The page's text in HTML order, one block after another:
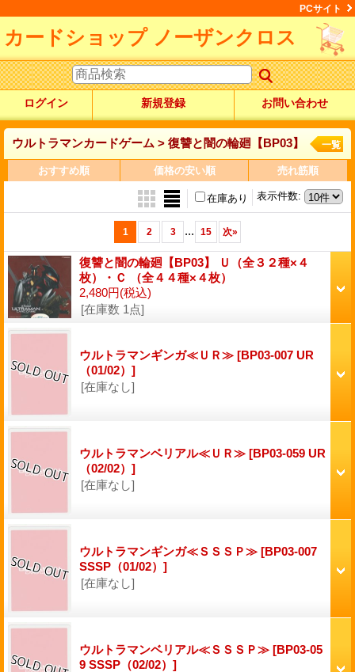
PCサイト
カードショップ ノーザンクロス
ログイン 新規登録 お問い合わせ
ウルトラマンカードゲーム > 復讐と闇の輪廻【BP03】 一覧
おすすめ順 価格の安い順 売れ筋順
表示件数:
在庫あり
1 2 3 ... 15 次»
復讐と闇の輪廻【BP03】 Ｕ（全３２種×４
枚）・Ｃ （全４４種×４枚）
2,480円(税込)
[在庫数 1点]
ウルトラマンギンガ≪ＵＲ≫ [BP03-007 UR
（01/02）]
[在庫なし]
ウルトラマンベリアル≪ＵＲ≫ [BP03-059 UR
（02/02）]
[在庫なし]
ウルトラマンギンガ≪ＳＳＳＰ≫ [BP03-007
SSSP（01/02）]
[在庫なし]
ウルトラマンベリアル≪ＳＳＳＰ≫ [BP03-05
9 SSSP（02/02）]